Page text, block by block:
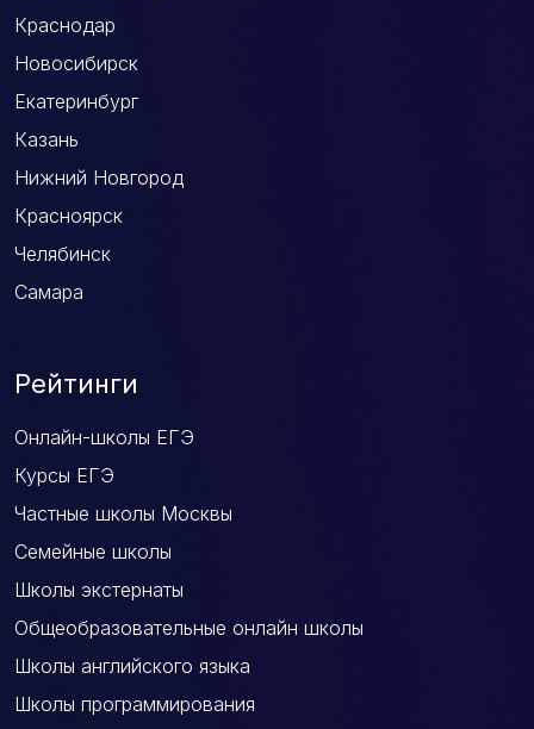
Краснодар
Новосибирск
Екатеринбург
Казань
Нижний Новгород
Красноярск
Челябинск
Самара
Рейтинги
Онлайн-школы ЕГЭ
Курсы ЕГЭ
Частные школы Москвы
Семейные школы
Школы экстернаты
Общеобразовательные онлайн школы
Школы английского языка
Школы программирования